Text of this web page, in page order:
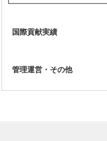
国際貢献実績
管理運営・その他